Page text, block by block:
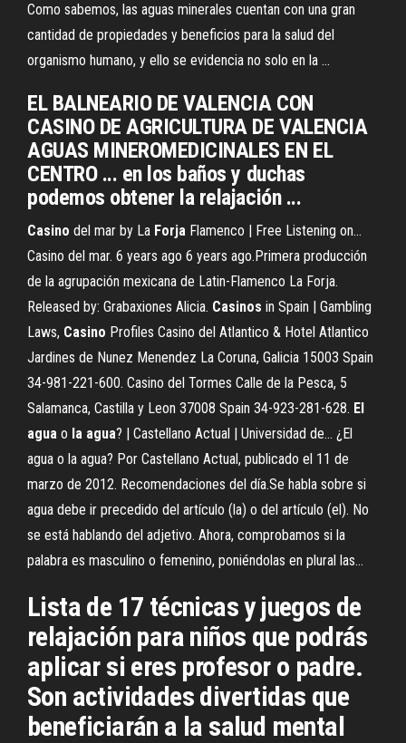
Como sabemos, las aguas minerales cuentan con una gran
cantidad de propiedades y beneficios para la salud del
organismo humano, y ello se evidencia no solo en la ...
EL BALNEARIO DE VALENCIA CON
CASINO DE AGRICULTURA DE VALENCIA
AGUAS MINEROMEDICINALES EN EL
CENTRO ... en los baños y duchas
podemos obtener la relajación ...
Casino del mar by La Forja Flamenco | Free Listening on…
Casino del mar. 6 years ago 6 years ago.Primera producción
de la agrupación mexicana de Latin-Flamenco La Forja.
Released by: Grabaxiones Alicia. Casinos in Spain | Gambling
Laws, Casino Profiles Casino del Atlantico & Hotel Atlantico
Jardines de Nunez Menendez La Coruna, Galicia 15003 Spain
34-981-221-600. Casino del Tormes Calle de la Pesca, 5
Salamanca, Castilla y Leon 37008 Spain 34-923-281-628. El
agua o la agua? | Castellano Actual | Universidad de… ¿El
agua o la agua? Por Castellano Actual, publicado el 11 de
marzo de 2012. Recomendaciones del día.Se habla sobre si
agua debe ir precedido del artículo (la) o del artículo (el). No
se está hablando del adjetivo. Ahora, comprobamos si la
palabra es masculino o femenino, poniéndolas en plural las...
Lista de 17 técnicas y juegos de
relajación para niños que podrás
aplicar si eres profesor o padre.
Son actividades divertidas que
beneficiarán a la salud mental